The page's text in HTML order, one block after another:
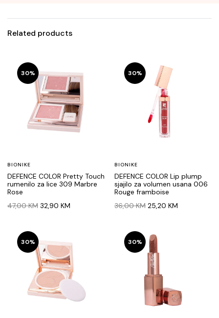
Related products
30%
BIONIKE
DEFENCE COLOR Pretty Touch
rumenilo za lice 309 Marbre
Rose
47,00KM Original
32,90 KM
30%
BIONIKE
DEFENCE COLOR Lip plump
sjajilo za volumen usana 006
Rouge framboise
36,00KM Original
36,00 KM.
25,20 KM
30% 30%